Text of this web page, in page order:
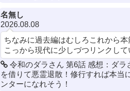
名無し
2026.08.08
ちなみに過去編はむしろこれから本
こっから現代に少しづつリンクして
令和のダラさん 第6話 感想：ダラ
を借りて悪霊退散！修行すれば本当
ンターになれそう！